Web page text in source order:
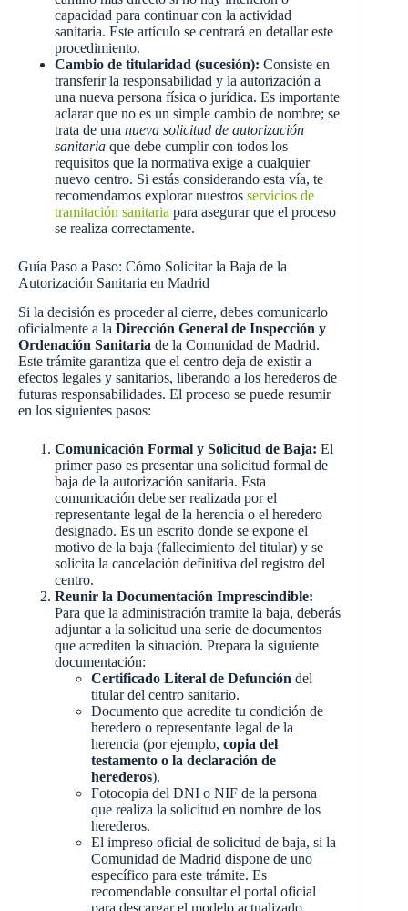
capacidad para continuar con la actividad
sanitaria. Este artículo se centrará en detallar este
procedimiento.
Cambio de titularidad (sucesión): Consiste en
transferir la responsabilidad y la autorización a
una nueva persona física o jurídica. Es importante
aclarar que no es un simple cambio de nombre; se
trata de una nueva solicitud de autorización
sanitaria que debe cumplir con todos los
requisitos que la normativa exige a cualquier
nuevo centro. Si estás considerando esta vía, te
recomendamos explorar nuestros servicios de
tramitación sanitaria para asegurar que el proceso
se realiza correctamente.
Guía Paso a Paso: Cómo Solicitar la Baja de la
Autorización Sanitaria en Madrid
Si la decisión es proceder al cierre, debes comunicarlo
oficialmente a la Dirección General de Inspección y
Ordenación Sanitaria de la Comunidad de Madrid.
Este trámite garantiza que el centro deja de existir a
efectos legales y sanitarios, liberando a los herederos de
futuras responsabilidades. El proceso se puede resumir
en los siguientes pasos:
Comunicación Formal y Solicitud de Baja: El
primer paso es presentar una solicitud formal de
baja de la autorización sanitaria. Esta
comunicación debe ser realizada por el
representante legal de la herencia o el heredero
designado. Es un escrito donde se expone el
motivo de la baja (fallecimiento del titular) y se
solicita la cancelación definitiva del registro del
centro.
Reunir la Documentación Imprescindible:
Para que la administración tramite la baja, deberás
adjuntar a la solicitud una serie de documentos
que acrediten la situación. Prepara la siguiente
documentación:
Certificado Literal de Defunción del
titular del centro sanitario.
Documento que acredite tu condición de
heredero o representante legal de la
herencia (por ejemplo, copia del
testamento o la declaración de
herederos).
Fotocopia del DNI o NIF de la persona
que realiza la solicitud en nombre de los
herederos.
El impreso oficial de solicitud de baja, si la
Comunidad de Madrid dispone de uno
específico para este trámite. Es
recomendable consultar el portal oficial